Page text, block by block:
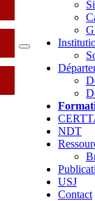
NDT
USJ
Contact